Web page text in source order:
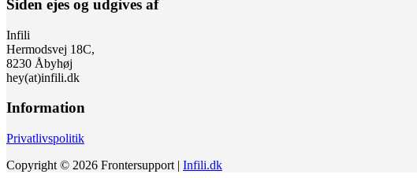
Siden ejes og udgives af
Infili
Hermodsvej 18C,
8230 Åbyhøj
hey(at)infili.dk
Information
Privatlivspolitik
Copyright © 2026 Frontersupport | Infili.dk